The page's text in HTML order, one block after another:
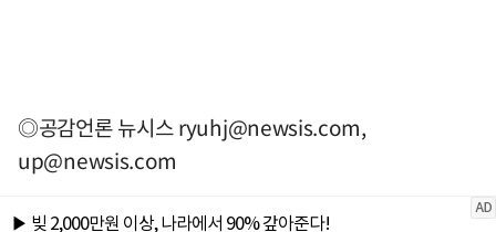
◎공감언론 뉴시스ryuhj@newsis.com,
up@newsis.com